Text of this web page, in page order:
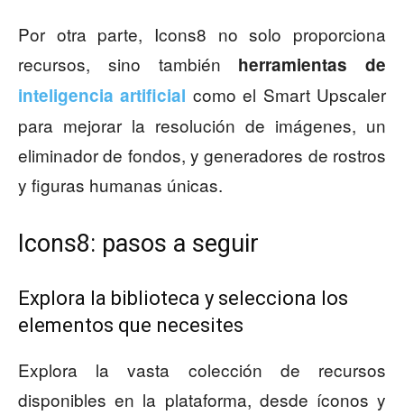
Por otra parte, Icons8 no solo proporciona
recursos, sino también herramientas de
inteligencia artificial como el Smart Upscaler
para mejorar la resolución de imágenes, un
eliminador de fondos, y generadores de rostros
y figuras humanas únicas.
Icons8: pasos a seguir
Explora la biblioteca y selecciona los
elementos que necesites
Explora la vasta colección de recursos
disponibles en la plataforma, desde íconos y